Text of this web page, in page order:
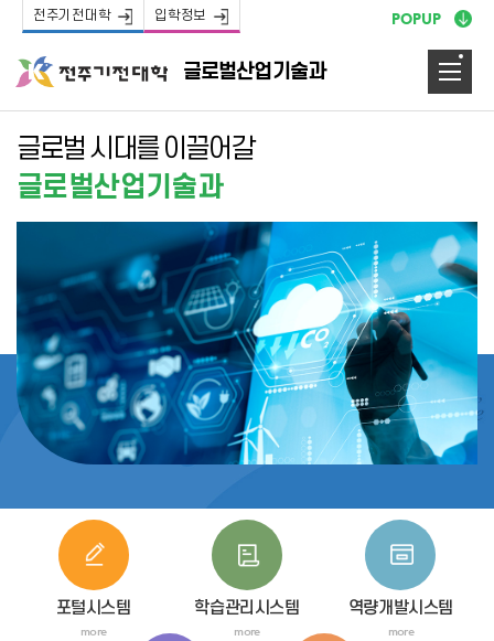
전주기전대학 입학정보 POPUP
글로벌산업기술과
글로벌 시대를 이끌어갈
글로벌산업기술과
포털시스템
more
학습관리시스템
more
역량개발시스템
more